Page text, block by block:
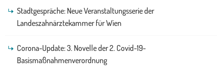
Stadtgespräche: Neue Veranstaltungsserie der
Landeszahnärztekammer für Wien
Corona-Update: 3. Novelle der 2. Covid-19-
Basismaßnahmenverordnung